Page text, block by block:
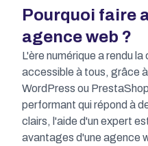
Pourquoi faire
agence web ?
L'ère numérique a rendu
accessible à tous, grâce
WordPress ou
performant qui répond à
clairs, l'aide d'un expert
avantages d'une agence